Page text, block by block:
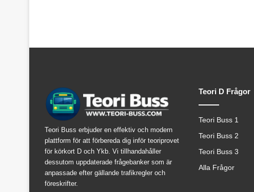
Teori Buss erbjuder en effektiv och modern
plattform för att förbereda dig inför teoriprovet
för körkort D och Ykb. Vi tillhandahåller
dessutom uppdaterade frågebanker som är
anpassade efter gällande trafikregler och
föreskrifter.
Teori D Frågor
Teori Buss 1
Teori Buss 2
Teori Buss 3
Alla Frågor